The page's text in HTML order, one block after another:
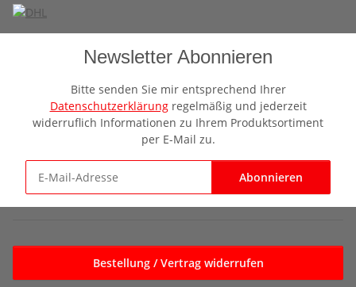
Newsletter Abonnieren
Bitte senden Sie mir entsprechend Ihrer
Datenschutzerklärungregelmäßig und jederzeit
widerruflich Informationen zu Ihrem Produktsortiment
per E-Mail zu.
Abonnieren
Bestellung / Vertrag widerrufen